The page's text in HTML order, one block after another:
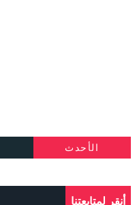
الأحدث
أنقر لمتابعتنا